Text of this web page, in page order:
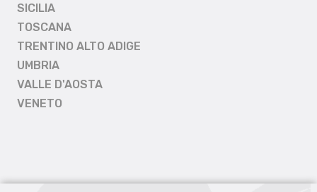
SICILIA
TOSCANA
TRENTINO ALTO ADIGE
UMBRIA
VALLE D'AOSTA
VENETO